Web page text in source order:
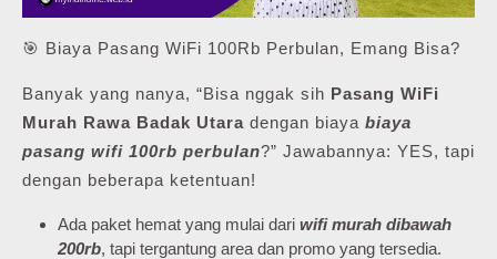
🎯 Biaya Pasang WiFi 100Rb Perbulan, Emang Bisa?
Banyak yang nanya, “Bisa nggak sih Pasang WiFi
Murah Rawa Badak Utara dengan biaya biaya
pasang wifi 100rb perbulan?” Jawabannya: YES, tapi
dengan beberapa ketentuan!
Ada paket hemat yang mulai dari wifi murah dibawah
200rb, tapi tergantung area dan promo yang tersedia.